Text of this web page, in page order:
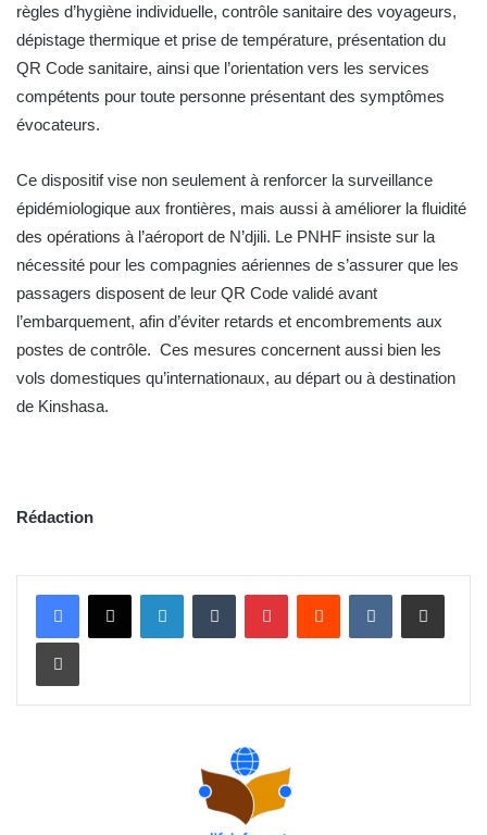
règles d’hygiène individuelle, contrôle sanitaire des voyageurs,
dépistage thermique et prise de température, présentation du
QR Code sanitaire, ainsi que l’orientation vers les services
compétents pour toute personne présentant des symptômes
évocateurs.
Ce dispositif vise non seulement à renforcer la surveillance
épidémiologique aux frontières, mais aussi à améliorer la fluidité
des opérations à l’aéroport de N’djili. Le PNHF insiste sur la
nécessité pour les compagnies aériennes de s’assurer que les
passagers disposent de leur QR Code validé avant
l’embarquement, afin d’éviter retards et encombrements aux
postes de contrôle. Ces mesures concernent aussi bien les
vols domestiques qu’internationaux, au départ ou à destination
de Kinshasa.
Rédaction